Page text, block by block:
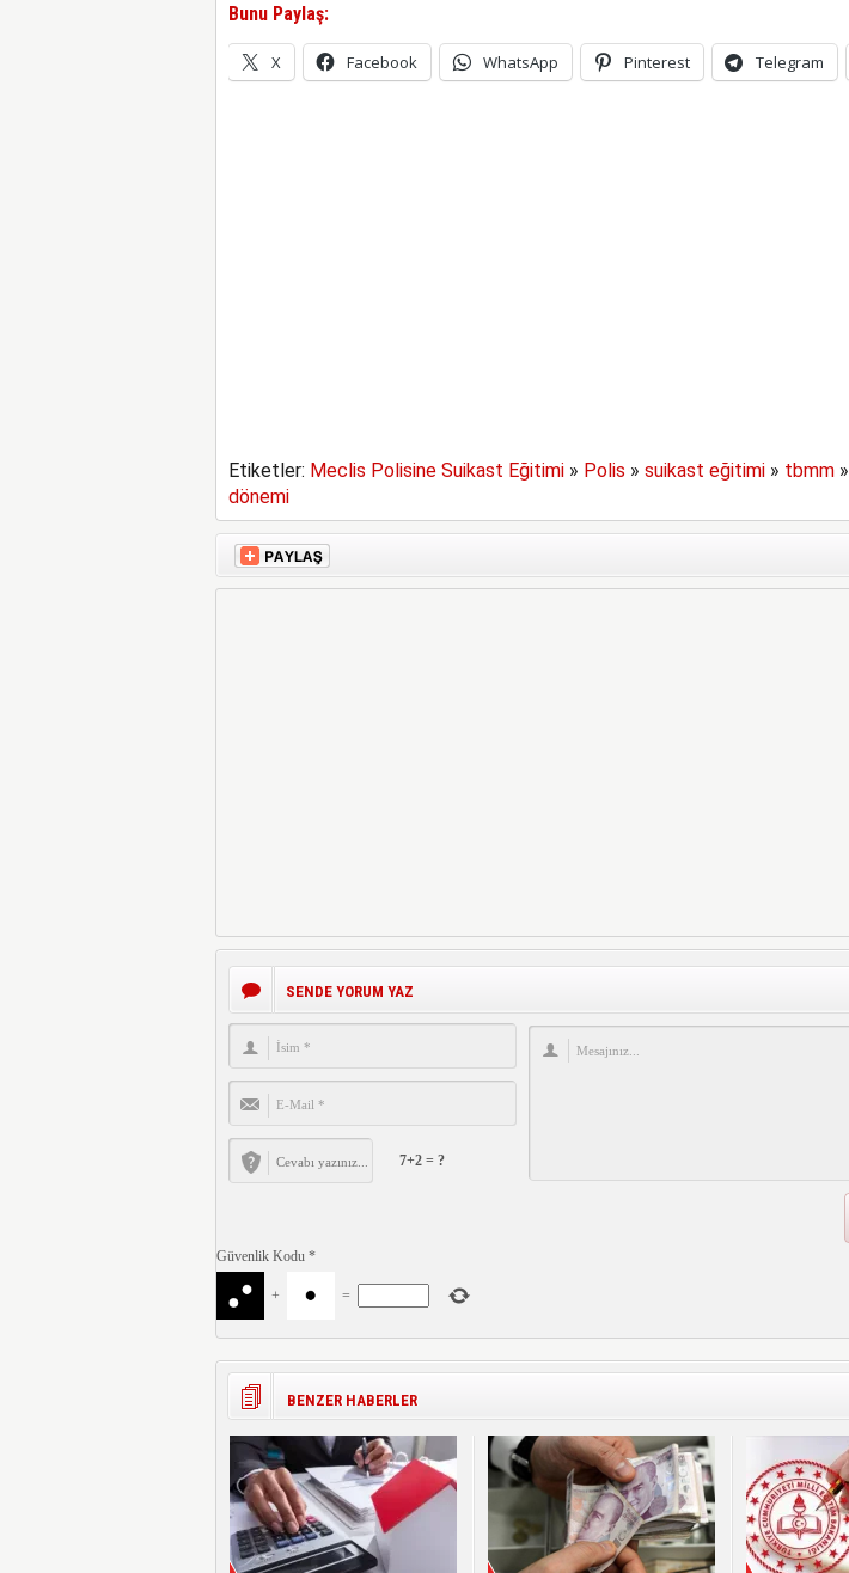
Bunu Paylaş:
X Facebook WhatsApp Pinterest Telegram
Etiketler: Meclis Polisine Suikast Eğitimi» Polis » suikast eğitimi» tbmm»
dönemi
SENDE YORUM YAZ
7+2 = ?
Güvenlik Kodu *
+ =
BENZER HABERLER